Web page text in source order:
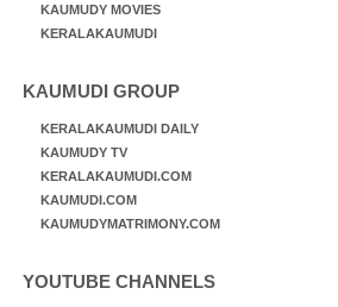
KAUMUDY MOVIES
KERALAKAUMUDI
KAUMUDI GROUP
KERALAKAUMUDI DAILY
KAUMUDY TV
KERALAKAUMUDI.COM
KAUMUDI.COM
KAUMUDYMATRIMONY.COM
YOUTUBE CHANNELS